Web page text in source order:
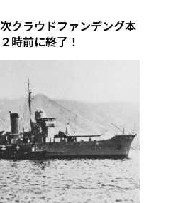
クラウドファンデング本
時前に終了！